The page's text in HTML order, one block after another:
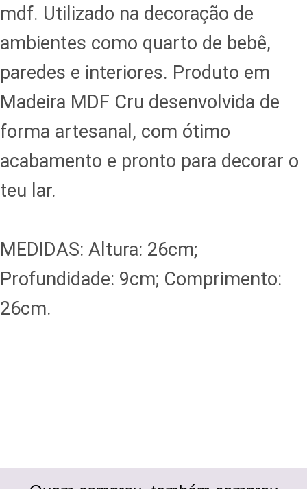
mdf. Utilizado na decoração de
ambientes como quarto de bebê,
paredes e interiores. Produto em
Madeira MDF Cru desenvolvida de
forma artesanal, com ótimo
acabamento e pronto para decorar o
teu lar.
MEDIDAS: Altura: 26cm;
Profundidade: 9cm; Comprimento:
26cm.